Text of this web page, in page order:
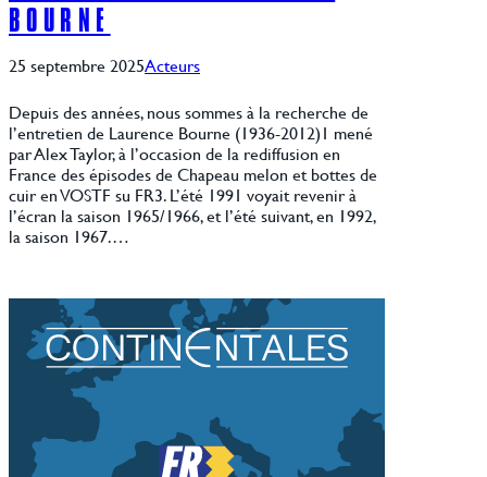
BOURNE
25 septembre 2025Acteurs
Depuis des années, nous sommes à la recherche de
l’entretien de Laurence Bourne (1936-2012)1 mené
par Alex Taylor, à l’occasion de la rediffusion en
France des épisodes de Chapeau melon et bottes de
cuir en VOSTF su FR3. L’été 1991 voyait revenir à
l’écran la saison 1965/1966, et l’été suivant, en 1992,
la saison 1967.…